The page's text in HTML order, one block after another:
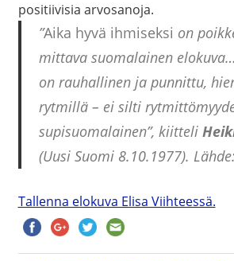
positiivisia arvosanoja.
”Aika hyvä ihmiseksi on
mittava suomalainen
on rauhallinen ja punnittu,
rytmillä – ei silti
supisuomalainen”, kiitteli
(Uusi Suomi 8.10.1977). Lähde:
Tallenna elokuva Elisa Viihteessä.